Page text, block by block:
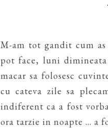
M-am tot gandit cum as
pot face, luni dimineata
macar sa folosesc
cu cateva zile sa
indiferent ca a fost
ora tarzie in noapte ... a